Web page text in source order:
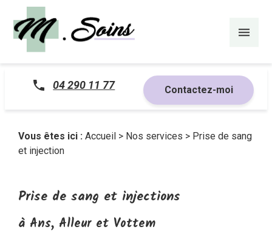
04 290 11 77 Contactez-moi
Vous êtes ici : Accueil> Nos services > Prise de sang
et injection
Prise de sang et injections
à Ans, Alleur et Vottem
Panneau de gestion des cookies